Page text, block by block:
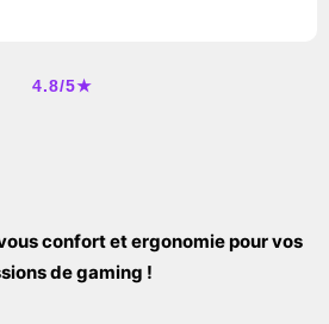
4.8/5★
confort et ergonomie pour vos
de gaming !